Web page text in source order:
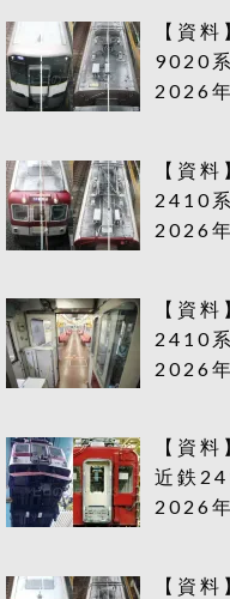
【資
9020
2026
【資
2410
2026
【資
2410
2026
【資
近鉄
2026
【資